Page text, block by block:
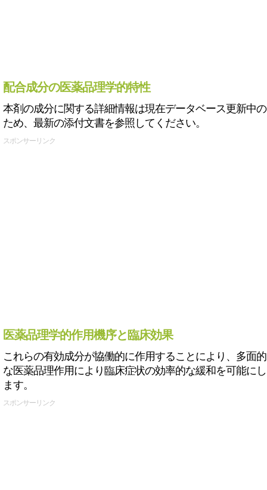
配合成分の医薬品理学的特性
本剤の成分に関する詳細情報は現在データベース更新中の
ため、最新の添付文書を参照してください。
スポンサーリンク
医薬品理学的作用機序と臨床効果
これらの有効成分が協働的に作用することにより、多面的
な医薬品理作用により臨床症状の効率的な緩和を可能にし
ます。
スポンサーリンク